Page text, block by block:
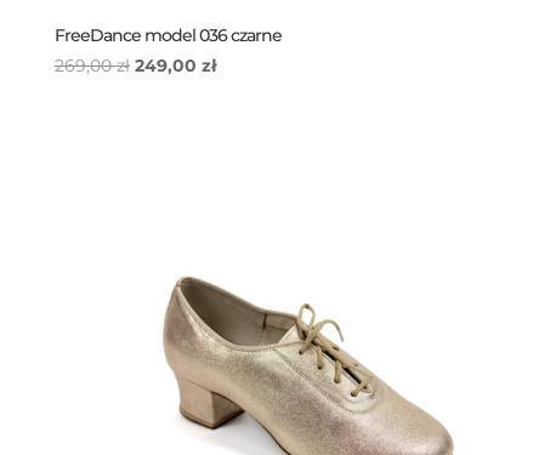
FreeDance model 036 czarne
269,00zł Pierwotna
249,00 złAktualna